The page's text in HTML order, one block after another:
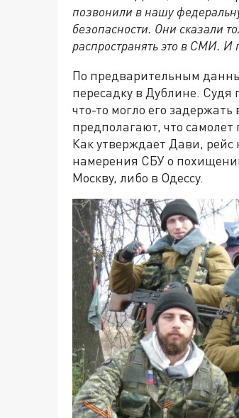
позвонили в нашу
безопасности. Они сказали
распространять это в СМИ. И
По предварительным
пересадку в Дублине. Судя
что-то могло его
предполагают, что самолет
Как утверждает Дави, рейс
намерения СБУ о
Москву, либо в Одессу.